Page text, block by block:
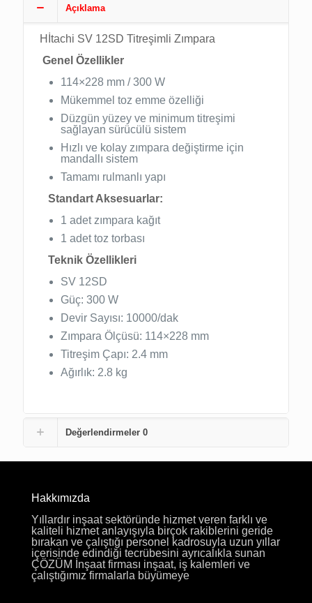
Açıklama
Hİtachi SV 12SD Titreşimli Zımpara
Genel Özellikler
114×228 mm / 300 W
Mükemmel toz emme özelliği
Düzgün yüzey ve minimum titreşimi
sağlayan sürücülü sistem
Hızlı ve kolay zımpara değiştirme için
mandallı sistem
Tamamı rulmanlı yapı
Standart Aksesuarlar:
1 adet zımpara kağıt
1 adet toz torbası
Teknik Özellikleri
SV 12SD
Güç: 300 W
Devir Sayısı: 10000/dak
Zımpara Ölçüsü: 114×228 mm
Titreşim Çapı: 2.4 mm
Ağırlık: 2.8 kg
Değerlendirmeler 0
Hakkımızda
Yıllardır inşaat sektöründe hizmet veren farklı ve
kaliteli hizmet anlayışıyla birçok rakiblerini geride
bırakan ve çalıştığı personel kadrosuyla uzun yıllar
içerisinde edindiği tecrübesini ayrıcalıkla sunan
ÇÖZÜM İnşaat firması inşaat, iş kalemleri ve
çalıştığımız firmalarla büyümeye